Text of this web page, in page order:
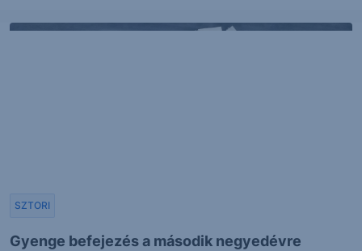
Gyenge befejezés a második negyedévre
SZTORI